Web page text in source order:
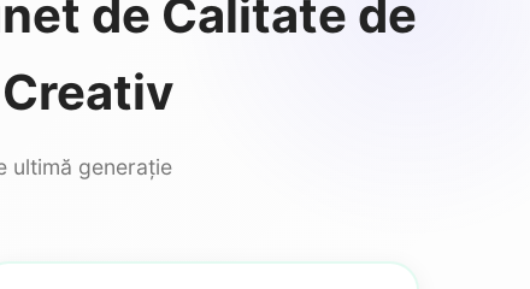
de Calitate de
ultimă generație